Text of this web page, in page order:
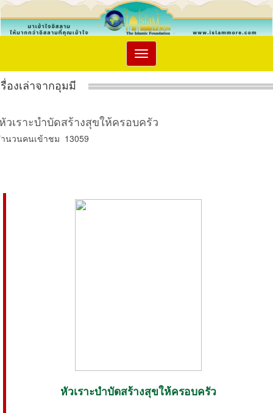
Toggle
navigation
รื่องเล่าจากอุมมี
วเราะบำบัดสร้างสุขให้ครอบครัว
นวนคนเข้าชม 13059
หัวเราะบำบัดสร้างสุขให้ครอบครัว